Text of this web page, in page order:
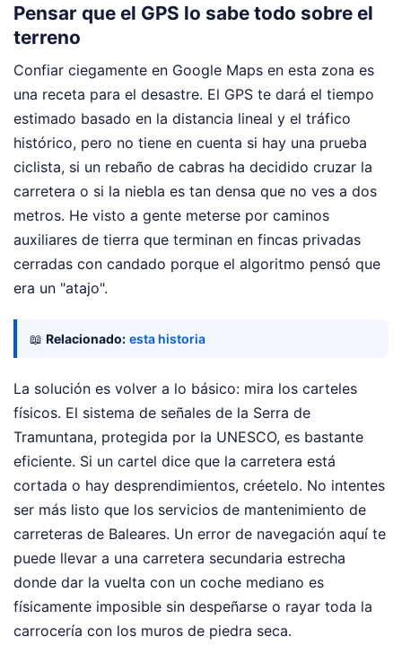
Pensar que el GPS lo sabe todo sobre el
terreno
Confiar ciegamente en Google Maps en esta zona es
una receta para el desastre. El GPS te dará el tiempo
estimado basado en la distancia lineal y el tráfico
histórico, pero no tiene en cuenta si hay una prueba
ciclista, si un rebaño de cabras ha decidido cruzar la
carretera o si la niebla es tan densa que no ves a dos
metros. He visto a gente meterse por caminos
auxiliares de tierra que terminan en fincas privadas
cerradas con candado porque el algoritmo pensó que
era un "atajo".
📖 Relacionado: esta historia
La solución es volver a lo básico: mira los carteles
físicos. El sistema de señales de la Serra de
Tramuntana, protegida por la UNESCO, es bastante
eficiente. Si un cartel dice que la carretera está
cortada o hay desprendimientos, créetelo. No intentes
ser más listo que los servicios de mantenimiento de
carreteras de Baleares. Un error de navegación aquí te
puede llevar a una carretera secundaria estrecha
donde dar la vuelta con un coche mediano es
físicamente imposible sin despeñarse o rayar toda la
carrocería con los muros de piedra seca.